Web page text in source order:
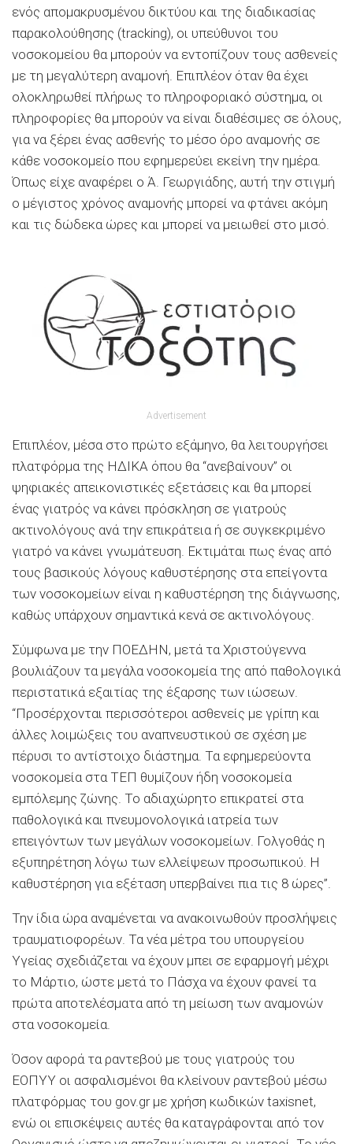
ενός απομακρυσμένου δικτύου και της διαδικασίας
παρακολούθησης (tracking), οι υπεύθυνοι του
νοσοκομείου θα μπορούν να εντοπίζουν τους ασθενείς
με τη μεγαλύτερη αναμονή. Επιπλέον όταν θα έχει
ολοκληρωθεί πλήρως το πληροφοριακό σύστημα, οι
πληροφορίες θα μπορούν να είναι διαθέσιμες σε όλους,
για να ξέρει ένας ασθενής το μέσο όρο αναμονής σε
κάθε νοσοκομείο που εφημερεύει εκείνη την ημέρα.
Όπως είχε αναφέρει ο Ά. Γεωργιάδης, αυτή την στιγμή
ο μέγιστος χρόνος αναμονής μπορεί να φτάνει ακόμη
και τις δώδεκα ώρες και μπορεί να μειωθεί στο μισό.
Advertisement
Επιπλέον, μέσα στο πρώτο εξάμηνο, θα λειτουργήσει
πλατφόρμα της ΗΔΙΚΑ όπου θα “ανεβαίνουν” οι
ψηφιακές απεικονιστικές εξετάσεις και θα μπορεί
ένας γιατρός να κάνει πρόσκληση σε γιατρούς
ακτινολόγους ανά την επικράτεια ή σε συγκεκριμένο
γιατρό να κάνει γνωμάτευση. Εκτιμάται πως ένας από
τους βασικούς λόγους καθυστέρησης στα επείγοντα
των νοσοκομείων είναι η καθυστέρηση της διάγνωσης,
καθώς υπάρχουν σημαντικά κενά σε ακτινολόγους.
Σύμφωνα με την ΠΟΕΔΗΝ, μετά τα Χριστούγεννα
βουλιάζουν τα μεγάλα νοσοκομεία της από παθολογικά
περιστατικά εξαιτίας της έξαρσης των ιώσεων.
“Προσέρχονται περισσότεροι ασθενείς με γρίπη και
άλλες λοιμώξεις του αναπνευστικού σε σχέση με
πέρυσι το αντίστοιχο διάστημα. Τα εφημερεύοντα
νοσοκομεία στα ΤΕΠ θυμίζουν ήδη νοσοκομεία
εμπόλεμης ζώνης. Το αδιαχώρητο επικρατεί στα
παθολογικά και πνευμονολογικά ιατρεία των
επειγόντων των μεγάλων νοσοκομείων. Γολγοθάς η
εξυπηρέτηση λόγω των ελλείψεων προσωπικού. Η
καθυστέρηση για εξέταση υπερβαίνει πια τις 8 ώρες”.
Την ίδια ώρα αναμένεται να ανακοινωθούν προσλήψεις
τραυματιοφορέων. Τα νέα μέτρα του υπουργείου
Υγείας σχεδιάζεται να έχουν μπει σε εφαρμογή μέχρι
το Μάρτιο, ώστε μετά το Πάσχα να έχουν φανεί τα
πρώτα αποτελέσματα από τη μείωση των αναμονών
στα νοσοκομεία.
Όσον αφορά τα ραντεβού με τους γιατρούς του
ΕΟΠΥΥ οι ασφαλισμένοι θα κλείνουν ραντεβού μέσω
πλατφόρμας του gov.gr με χρήση κωδικών taxisnet,
ενώ οι επισκέψεις αυτές θα καταγράφονται από τον